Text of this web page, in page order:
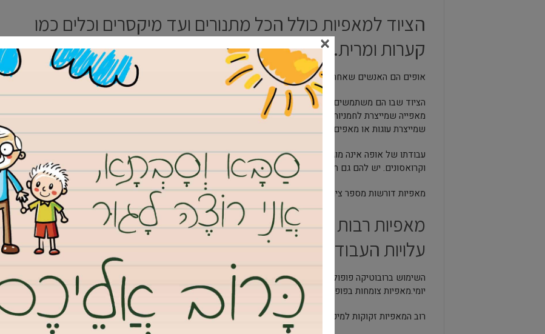
הציוד למאפיות כולל הכל מתנורים ועד מיקסרים וכלים כמו
קערות ומרית.
אופים הם האנשים שאחראים על הכנת לחמים ומאפים. זו עבודה קשה מאוד שדורשת הרבה מיומנות, ניסיון ותרגול.
הציוד שבו הם משתמשים בעבודתם יכול להשתנות בהתאם לסוג המאפייה שהם מפעילים. לדוגמה, אם הם מנהלים
מאפייה שמייצרת לחמניות, הם יצטרכו להחזיק מכונות ערבוב ותנורים כדי להכין אותן. אם הם מנהלים מאפייה
שמייצרת עוגות או מאפים, אז הם יצטרכו להחזיק תנורים עם הגדרות טמפרטורה שונות כדי לאפות אותם כראוי.
עבודתו של אופה אינה מוגבלת רק להכנת לחמים ומאפים – אופים אלו מכינים גם פריטים נוספים כמו מאפינס
וקרואסונים. יש להם גם תפקיד חשוב בפיתוח מתכונים חדשים או ביצירת מוצרים חדשים עבורם
מאפיות דורשות מספר ציוד לפעילותן. זה כולל תנורים, מיקסרים, כפפות לתנור וכלים אחרים.
מאפיות רבות פונות לשימוש ברובוטים על מנת לצמצם את
עלויות העבודה ולהגדיל את הייצור.
השימוש ברובוטיקה פופולרי במיוחד בקרב מאפיות עתירות נפח שצריכות לייצר כמויות גדולות של מוצרים על בסיס
יומי.מאפיות צומחות בפופולריות. עם העלייה בביקוש, גדל גם הציוד למאפיות.
רוב המאפיות זקוקות למיקסר, יריעת בצק וציוד אחר בהתאם לגודלן ולעסק שלהן.
×